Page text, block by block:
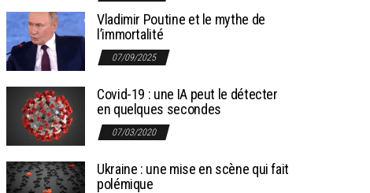
Vladimir Poutine et le mythe de
l’immortalité
07/09/2025
Covid-19 : une IA peut le détecter
en quelques secondes
07/03/2020
Ukraine : une mise en scène qui fait
polémique